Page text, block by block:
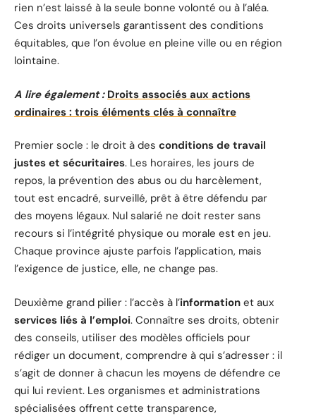
rien n’est laissé à la seule bonne volonté ou à l’aléa.
Ces droits universels garantissent des conditions
équitables, que l’on évolue en pleine ville ou en région
lointaine.
A lire également : Droits associés aux actions
ordinaires : trois éléments clés à connaître
Premier socle : le droit à des conditions de travail
justes et sécuritaires. Les horaires, les jours de
repos, la prévention des abus ou du harcèlement,
tout est encadré, surveillé, prêt à être défendu par
des moyens légaux. Nul salarié ne doit rester sans
recours si l’intégrité physique ou morale est en jeu.
Chaque province ajuste parfois l’application, mais
l’exigence de justice, elle, ne change pas.
Deuxième grand pilier : l’accès à l’information et aux
services liés à l’emploi. Connaître ses droits, obtenir
des conseils, utiliser des modèles officiels pour
rédiger un document, comprendre à qui s’adresser : il
s’agit de donner à chacun les moyens de défendre ce
qui lui revient. Les organismes et administrations
spécialisées offrent cette transparence,